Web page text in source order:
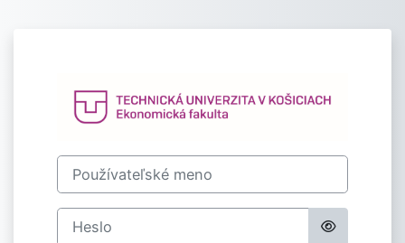
Prihlásenie do
Používateľské meno
Heslo